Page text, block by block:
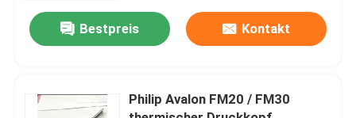
Bitte um ein Angebot
Patientenmonitormodul
Bestpreis Kontakt
Philip Avalon FM20 / FM30